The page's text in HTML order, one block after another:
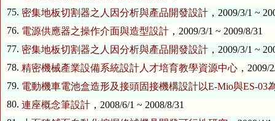
75. 密集地板切割器之人因分析與產品開發設計 ，2009/3/1 ~
76. 電源供應器之操作介面與造型設計 ，2009/3/1 ~ 2009/8/31
77. 密集地板切割器之人因分析與產品開發設計 ，2009/3/1 ~
78. 精密機械產業設備系統設計人才培育教學資源中心 ，2009/
79. 電動機車電池盒造形及接頭固接機構設計以E-Mio與ES-03
80. 連座概念筆設計 ，2008/6/1 ~ 2008/8/31